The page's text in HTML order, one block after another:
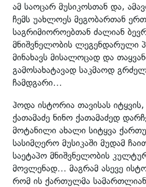
ამ საოცარ მუსიკოსთან და,
ჩემს უახლოეს მეგობართან
საგრიმიოროებთან ძალიან
მნიშვნელობის ლეგენდარული
მინახავს მისალოცად და
გამოსახატავად საკმაოდ
ჩამდგარი…
ჰოდა ისტორია თავისას
ქათამაძე ნინო ქათამაძედ
მოტანილი ახალი სიტყვა
სასიმღერო მუსიკაში მუდამ
საეტაპო მნიშვნელობის
მოვლენად… მაგრამ ასევე
რომ ის ქართულმა